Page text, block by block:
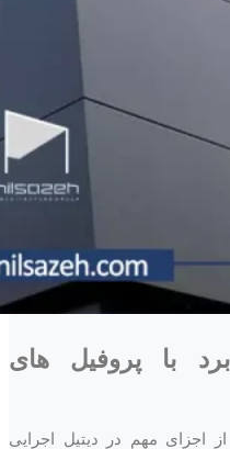
با پروفیل های
اجزای مهم در دیتیل اجرایی